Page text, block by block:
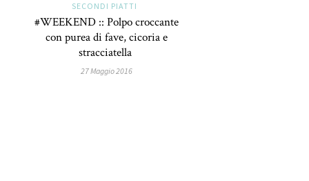
SECONDI PIATTI
#WEEKEND :: Polpo croccante
con purea di fave, cicoria e
stracciatella
27 Maggio 2016